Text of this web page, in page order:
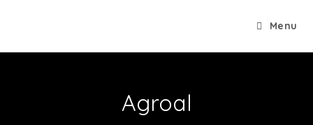
Menu
Agroal